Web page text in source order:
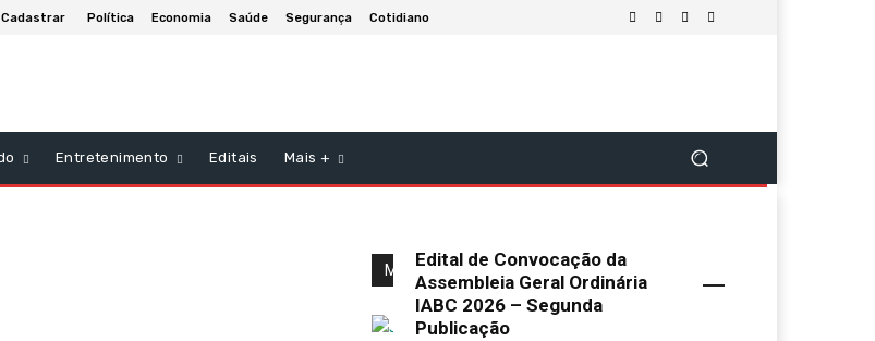
Política Economia Saúde Segurança Cotidiano
Entretenimento Editais Mais +
Mais Popular
Edital de Convocação da
Assembleia Geral Ordinária
IABC 2026 – Segunda
Publicação